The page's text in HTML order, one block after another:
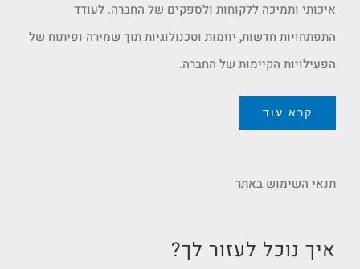
איכותי ותמיכה ללקוחות ולספקים של החברה. לעודד
התפתחויות חדשות, יוזמות וטכנולוגיות תוך שמירה ופיתוח של
הפעילויות הקיימות של החברה.
קרא עוד
תנאי השימוש באתר
איך נוכל לעזור לך?